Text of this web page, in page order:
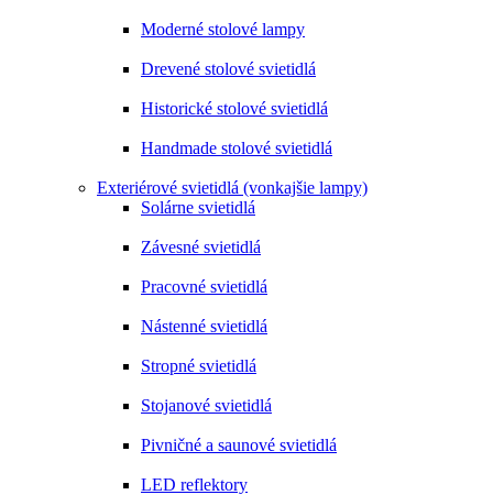
Moderné stolové lampy
Drevené stolové svietidlá
Historické stolové svietidlá
Handmade stolové svietidlá
Exteriérové svietidlá (vonkajšie lampy)
Solárne svietidlá
Závesné svietidlá
Pracovné svietidlá
Nástenné svietidlá
Stropné svietidlá
Stojanové svietidlá
Pivničné a saunové svietidlá
LED reflektory